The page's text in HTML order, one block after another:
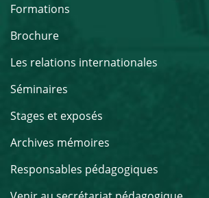
Formations
Brochure
Les relations internationales
Séminaires
Stages et exposés
Archives mémoires
Responsables pédagogiques